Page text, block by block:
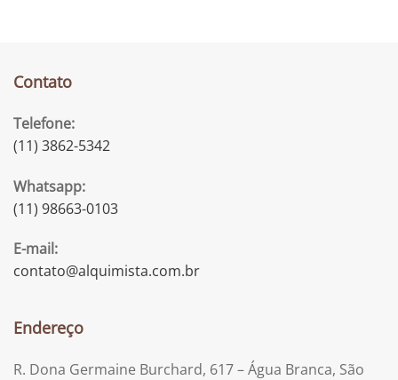
Contato
Telefone:
(11) 3862-5342
Whatsapp:
(11) 98663-0103
E-mail:
contato@alquimista.com.br
Endereço
R. Dona Germaine Burchard, 617 – Água Branca, São